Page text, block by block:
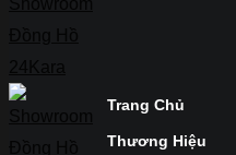
Trang Chủ
Thương Hiệu